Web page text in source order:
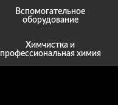
Вспомогательное
оборудование
Химчистка и
профессиональная химия